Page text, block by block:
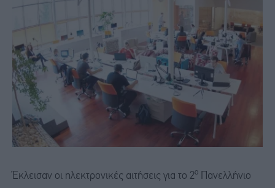
Έκλεισαν οι ηλεκτρονικές αιτήσεις για το 2ο
Πανελλήνιο